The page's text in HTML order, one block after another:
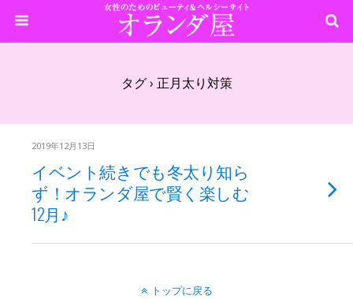
タグ › 正月太り対策
2019年12月13日
イベント続きでも冬太り知ら
ず！オランダ屋で賢く楽しむ
12月♪
トップに戻る